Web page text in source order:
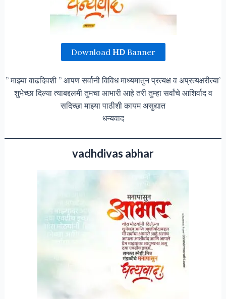
Download HDBanner
” माझ्या वाढदिवशी ” आपण सर्वानी विविध माध्यमातुन प्रत्यक्ष व अप्रत्यक्षरीत्या’
शुभेच्छा दिल्या त्याबद्दलमी तुमचा आभारी आहे तरी तुम्हा सर्वांचे आशिर्वाद व
सदिच्छा माझ्या पाठीशी कायम असुद्यात
धन्यवाद
vadhdivas abhar